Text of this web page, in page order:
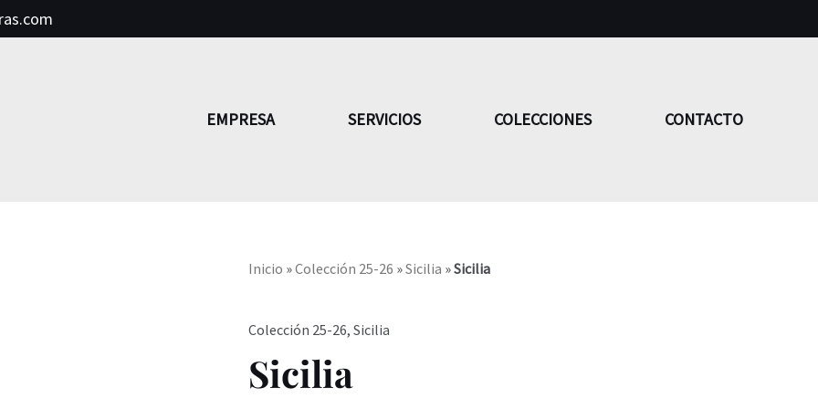
EMPRESA SERVICIOS COLECCIONES CONTACTO
Inicio »Colección 25-26 »Sicilia »Sicilia
Colección 25-26, Sicilia
Sicilia